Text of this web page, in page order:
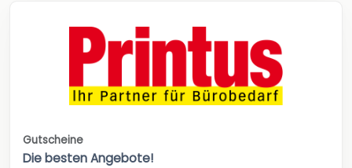
Gutscheine
Die besten Angebote!